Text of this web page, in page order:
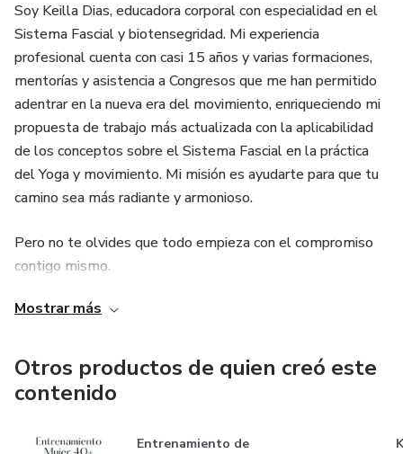
Soy Keilla Dias, educadora corporal con especialidad en el
Sistema Fascial y biotensegridad. Mi experiencia
profesional cuenta con casi 15 años y varias formaciones,
mentorías y asistencia a Congresos que me han permitido
adentrar en la nueva era del movimiento, enriqueciendo mi
propuesta de trabajo más actualizada con la aplicabilidad
de los conceptos sobre el Sistema Fascial en la práctica
del Yoga y movimiento. Mi misión es ayudarte para que tu
camino sea más radiante y armonioso.
Pero no te olvides que todo empieza con el compromiso
contigo mismo.
Mostrar más
Otros productos de quien creó este
contenido
Entrenamiento de